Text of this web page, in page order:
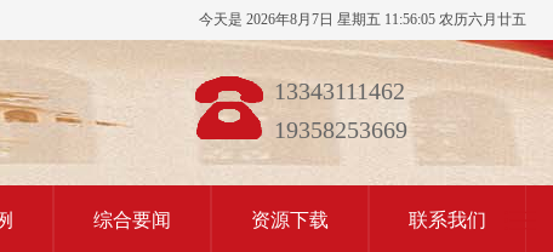
今天是 2026年8月7日 星期五 11:56:05 农历六月廿五
13343111462
19358253669
综合要闻 资源下载 联系我们